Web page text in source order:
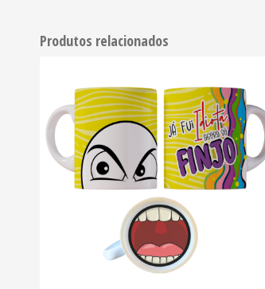
Produtos relacionados